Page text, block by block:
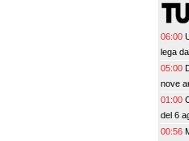
06:00
lega
05:00
nove
01:00
del 6
00:56